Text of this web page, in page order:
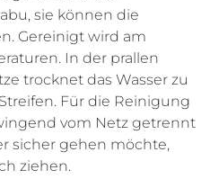
sie können die
Gereinigt wird am
In der prallen
trocknet das Wasser zu
Für die Reinigung
vom Netz getrennt
sicher gehen möchte,
ziehen.